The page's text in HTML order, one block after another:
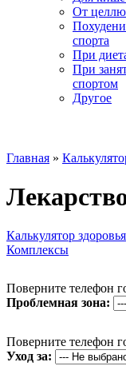
От
спорта
При
При
спортом
Другое
Главная »
Калькулятор здоровья
Комплексы
Поверните телефон
Проблемная зона:
Поверните телефон
Уход за: